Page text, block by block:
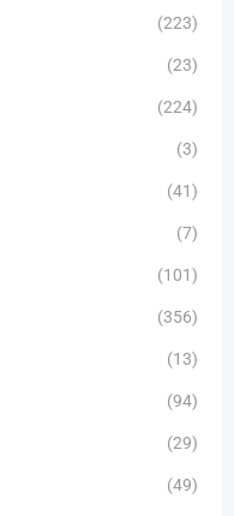
(223)
(23)
(224)
(3)
(41)
(7)
(101)
(356)
(13)
(94)
(29)
(49)